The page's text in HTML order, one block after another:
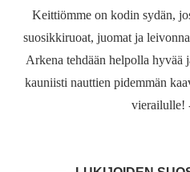
Keittiömme on kodin sydän,
suosikkiruoat, juomat ja
Arkena tehdään helpolla hyvää
kauniisti nauttien pidemmän
vierailulle!